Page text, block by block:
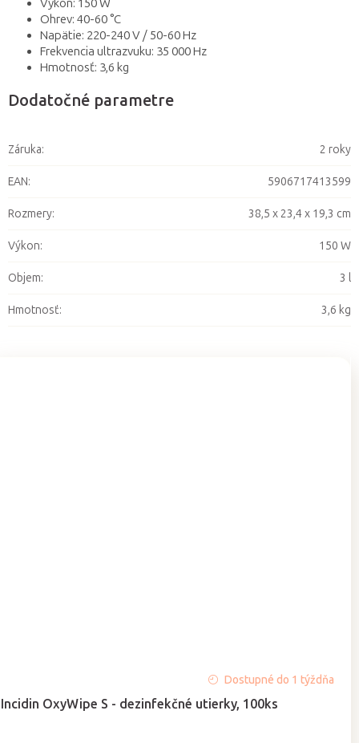
Incidin OxyWipe S - dezinfekčné utierky, 100ks
hodnotenie
produktu
Dostupné do 1 týždňa
Výkon: 150 W
Ohrev: 40-60 °C
Napätie: 220-240 V / 50-60 Hz
Frekvencia ultrazvuku: 35 000 Hz
Hmotnosť: 3,6 kg
Dodatočné parametre
Záruka: 2 roky
EAN: 5906717413599
Rozmery: 38,5 x 23,4 x 19,3 cm
Výkon: 150 W
Objem: 3 l
Hmotnosť: 3,6 kg